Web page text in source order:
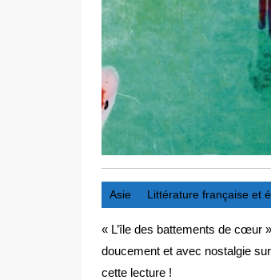
Asie Littérature française et
« L’île des battements de cœur
doucement et avec nostalgie
cette lecture !